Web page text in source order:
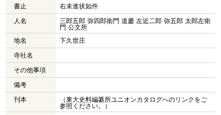
書止
右未進状如件
人名
三郎五郎 弥四郎衛門 道慶 左近二郎 弥五郎 太郎左衛
門 公文所
地名
下久世庄
寺社名
その他事項
備考
刊本
（東大史料編纂所ユニオンカタログへのリンクをご
参照ください。）